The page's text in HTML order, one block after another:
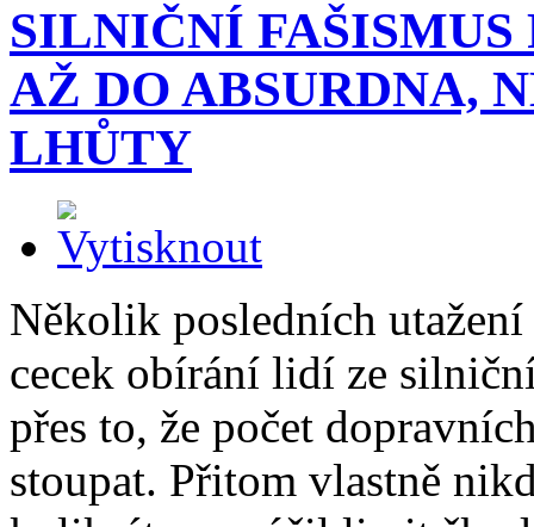
SILNIČNÍ
AŽ DO ABSURDNA,
LHŮTY
Několik posledních
cecek obírání lidí ze
přes to, že počet
stoupat. Přitom vlastně